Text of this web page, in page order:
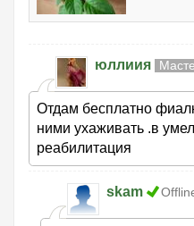
юллиия
Отдам бесплатно
ними ухаживать .в
реабилитация
skam